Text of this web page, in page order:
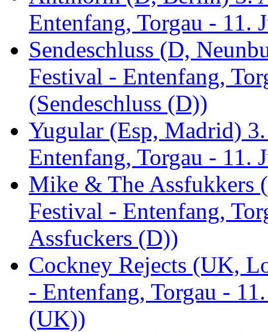
Entenfang, Torgau -
Sendeschluss (D,
Festival - Entenfang,
(Sendeschluss (D))
Yugular (Esp, Madrid)
Entenfang, Torgau - 11.
Mike & The Assfukkers
Festival - Entenfang,
Assfuckers (D))
Cockney Rejects (UK,
- Entenfang, Torgau -
(UK))